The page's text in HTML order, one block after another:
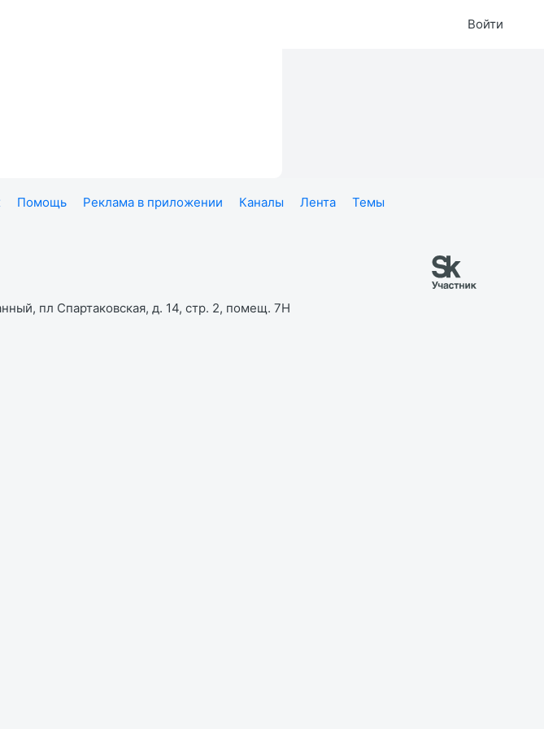
Войти
Помощь Реклама в приложении Каналы Лента
Темы
пл Спартаковская, д. 14, стр. 2, помещ. 7Н